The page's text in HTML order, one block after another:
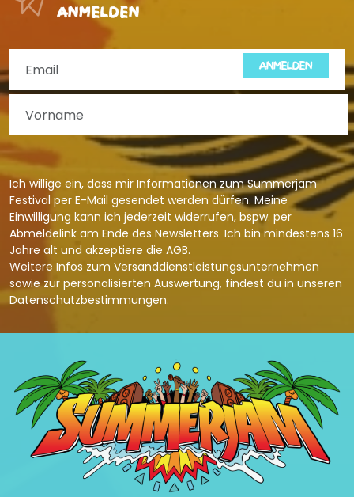
anmelden
ANMELDEN
Ich willige ein, dass mir Informationen zum Summerjam
Festival per E-Mail gesendet werden dürfen. Meine
Einwilligung kann ich jederzeit widerrufen, bspw. per
Abmeldelink am Ende des Newsletters. Ich bin mindestens 16
Jahre alt und akzeptiere die AGB.
Weitere Infos zum Versanddienstleistungsunternehmen
sowie zur personalisierten Auswertung, findest du in unseren
Datenschutzbestimmungen.